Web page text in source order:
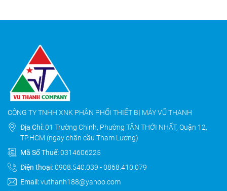
CÔNG TY TNHH XNK PHÂN PHỐI THIẾT BỊ MÁY VŨ THANH
Địa Chỉ:01 Trường Chinh, Phường TÂN THỚI NHẤT, Quận 12,
TP.HCM (ngay chân cầu Tham Lương)
Mã Số Thuế:0314606225
Điện thoại:0908.540.039 -0868.410.079
Email:vuthanh188@yahoo.com